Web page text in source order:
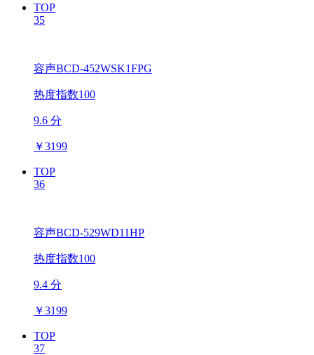
TOP
35
容声BCD-452WSK1FPG
热度指数100
9.6 分
￥3199
TOP
36
容声BCD-529WD11HP
热度指数100
9.4 分
￥3199
TOP
37